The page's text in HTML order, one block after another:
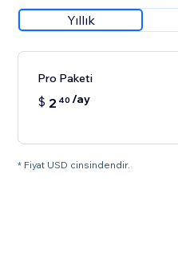
Yıllık
Pro Paketi
$ 2 40 /ay
* Fiyat USD cinsindendir.